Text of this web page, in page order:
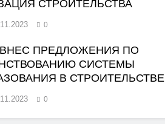
СТРОИТЕЛЬСТВА
0
ПРЕДЛОЖЕНИЯ ПО
СИСТЕМЫ
В СТРОИТЕЛЬСТВЕ
0